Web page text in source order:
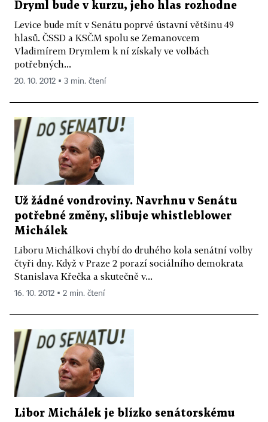
Dryml bude v kurzu, jeho hlas rozhodne
Levice bude mít v Senátu poprvé ústavní většinu 49
hlasů. ČSSD a KSČM spolu se Zemanovcem
Vladimírem Drymlem k ní získaly ve volbách
potřebných...
20. 10. 2012 ▪ 3 min. čtení
Už žádné vondroviny. Navrhnu v Senátu
potřebné změny, slibuje whistleblower
Michálek
Liboru Michálkovi chybí do druhého kola senátní volby
čtyři dny. Když v Praze 2 porazí sociálního demokrata
Stanislava Křečka a skutečně v...
16. 10. 2012 ▪ 2 min. čtení
Libor Michálek je blízko senátorskému